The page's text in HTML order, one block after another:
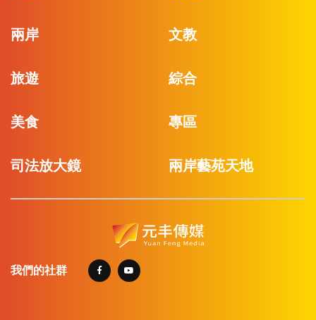
兩岸 文教
旅遊 綜合
美食 專區
司法放大鏡 兩岸藝苑天地
我們的社群